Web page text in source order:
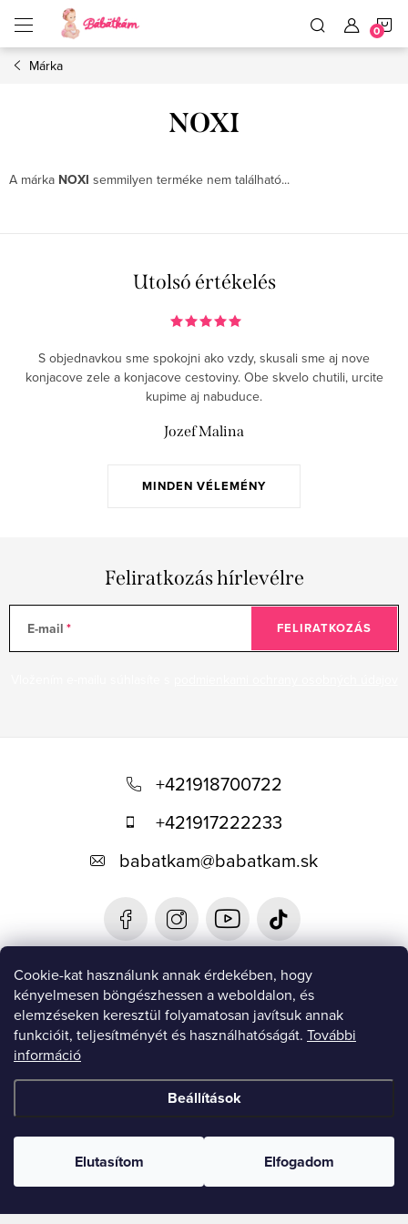
Cookie-kat használunk annak érdekében, hogy
kényelmesen böngészhessen a weboldalon, és
elemzéseken keresztül folyamatosan javítsuk annak
funkcióit, teljesítményét és használhatóságát. További
információ
Beállítások
Elutasítom Elfogadom
fő
tartalomhoz
Márka
NOXI
A márka NOXI semmilyen terméke nem található...
Utolsó értékelés
MINDEN VÉLEMÉNY
S objednavkou sme spokojni ako vzdy, skusali sme aj nove
konjacove zele a konjacove cestoviny. Obe skvelo chutili, urcite
kupime aj nabuduce.
Jozef Malina
Feliratkozás hírlevélre
E-mail FELIRATKOZÁS
+421918700722
+421917222233
babatkam@babatkam.sk
MEGTALÁL MINKET
NajNákup.sk
Pricemania,sk
Heureka.sk
Favi.sk
RÓLUNK
Szállítás